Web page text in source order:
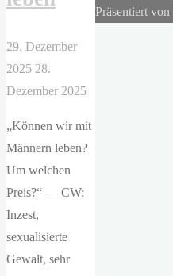
29. Dezember
2025 28.
Dezember 2025
„Können wir mit
Männern leben?
Um welchen
Preis?“ — CW:
Inzest,
sexualisierte
Gewalt, sehr
Präsentiert von